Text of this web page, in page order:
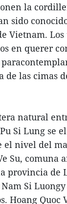
la
sido
Vietnam. Los
en querer
de las cimas
natural
Si Lung se
el nivel del
Su, comuna
provincia de
Si
Hoang Quoc